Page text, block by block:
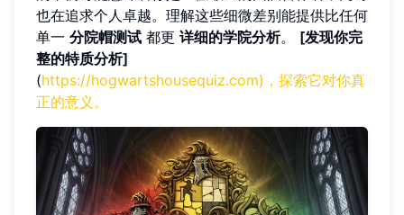
也在追求个人卓越。理解这些细微差别能提供比任何
单一 分院帽测试 都更 详细的学院分析。 [发现你完
整的特质分析]
(https://hogwartshousequiz.com)，探索它对你真
正的意义。